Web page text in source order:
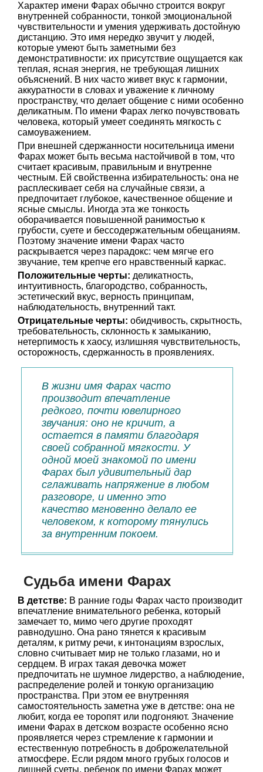
Характер имени Фарах обычно строится вокруг
внутренней собранности, тонкой эмоциональной
чувствительности и умения удерживать достойную
дистанцию. Это имя нередко звучит у людей,
которые умеют быть заметными без
демонстративности: их присутствие ощущается как
теплая, ясная энергия, не требующая лишних
объяснений. В них часто живет вкус к гармонии,
аккуратности в словах и уважение к личному
пространству, что делает общение с ними особенно
деликатным. По имени Фарах легко почувствовать
человека, который умеет соединять мягкость с
самоуважением.
При внешней сдержанности носительница имени
Фарах может быть весьма настойчивой в том, что
считает красивым, правильным и внутренне
честным. Ей свойственна избирательность: она не
расплескивает себя на случайные связи, а
предпочитает глубокое, качественное общение и
ясные смыслы. Иногда эта же тонкость
оборачивается повышенной ранимостью к
грубости, суете и бессодержательным обещаниям.
Поэтому значение имени Фарах часто
раскрывается через парадокс: чем мягче его
звучание, тем крепче его нравственный каркас.
Положительные черты: деликатность,
интуитивность, благородство, собранность,
эстетический вкус, верность принципам,
наблюдательность, внутренний такт.
Отрицательные черты: обидчивость, скрытность,
требовательность, склонность к замыканию,
нетерпимость к хаосу, излишняя чувствительность,
осторожность, сдержанность в проявлениях.
В жизни имя Фарах часто
производит впечатление
редкого, почти ювелирного
звучания: оно не кричит, а
остается в памяти благодаря
своей собранной мягкости. У
одной моей знакомой по имени
Фарах был удивительный дар
сглаживать напряжение в любом
разговоре, и именно это
качество мгновенно делало ее
человеком, к которому тянулись
за внутренним покоем.
Судьба имени Фарах
В детстве: В ранние годы Фарах часто производит
впечатление внимательного ребенка, который
замечает то, мимо чего другие проходят
равнодушно. Она рано тянется к красивым
деталям, к ритму речи, к интонациям взрослых,
словно считывает мир не только глазами, но и
сердцем. В играх такая девочка может
предпочитать не шумное лидерство, а наблюдение,
распределение ролей и тонкую организацию
пространства. При этом ее внутренняя
самостоятельность заметна уже в детстве: она не
любит, когда ее торопят или подгоняют. Значение
имени Фарах в детском возрасте особенно ясно
проявляется через стремление к гармонии и
естественную потребность в доброжелательной
атмосфере. Если рядом много грубых голосов и
лишней суеты, ребенок по имени Фарах может